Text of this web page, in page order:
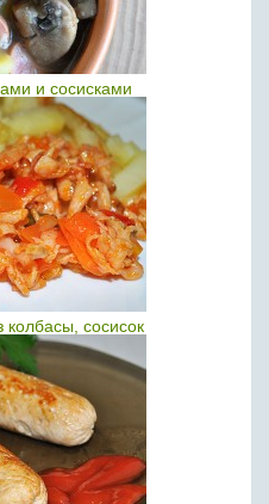
и сосисками
сосисок